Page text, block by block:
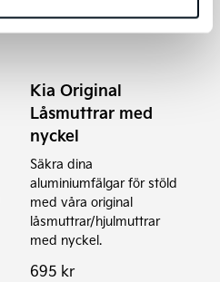
Kia Original
Låsmuttrar med
nyckel
Säkra dina
aluminiumfälgar för stöld
med våra original
låsmuttrar/hjulmuttrar
med nyckel.
695 kr